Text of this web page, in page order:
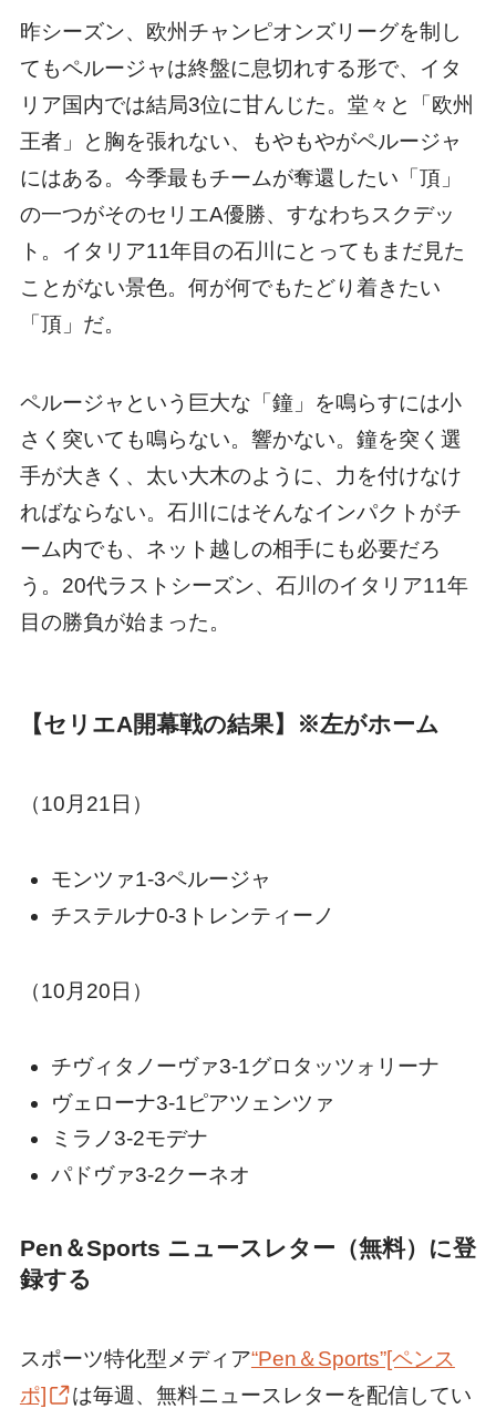
昨シーズン、欧州チャンピオンズリーグを制し
てもペルージャは終盤に息切れする形で、イタ
リア国内では結局3位に甘んじた。堂々と「欧州
王者」と胸を張れない、もやもやがペルージャ
にはある。今季最もチームが奪還したい「頂」
の一つがそのセリエA優勝、すなわちスクデッ
ト。イタリア11年目の石川にとってもまだ見た
ことがない景色。何が何でもたどり着きたい
「頂」だ。
ペルージャという巨大な「鐘」を鳴らすには小
さく突いても鳴らない。響かない。鐘を突く選
手が大きく、太い大木のように、力を付けなけ
ればならない。石川にはそんなインパクトがチ
ーム内でも、ネット越しの相手にも必要だろ
う。20代ラストシーズン、石川のイタリア11年
目の勝負が始まった。
【セリエA開幕戦の結果】※左がホーム
（10月21日）
モンツァ1-3ペルージャ
チステルナ0-3トレンティーノ
（10月20日）
チヴィタノーヴァ3-1グロタッツォリーナ
ヴェローナ3-1ピアツェンツァ
ミラノ3-2モデナ
パドヴァ3-2クーネオ
Pen＆Sports ニュースレター（無料）に登
録する
スポーツ特化型メディア“Pen＆Sports”[ペンス
ポ]
は毎週、無料ニュースレターを配信してい